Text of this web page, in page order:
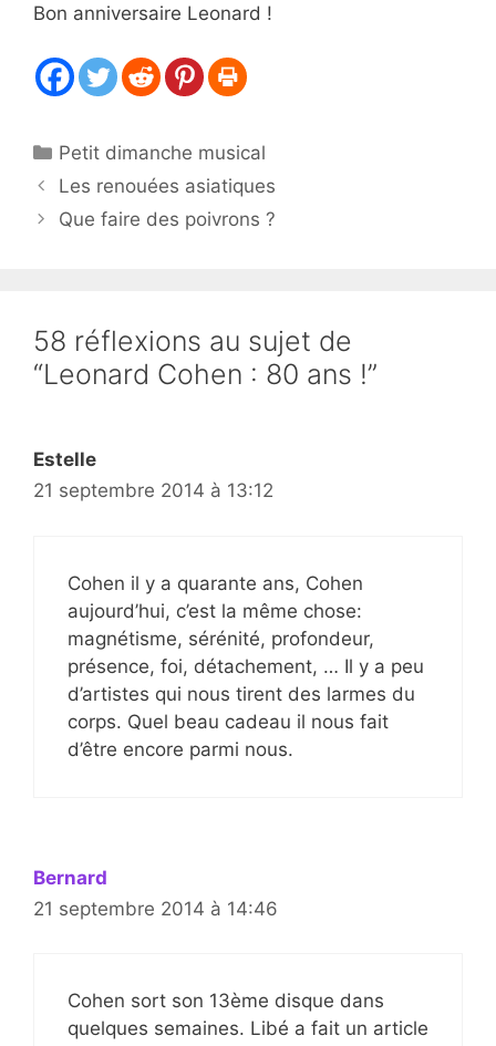
Bon anniversaire Leonard !
Catégories
Petit dimanche musical
Les renouées asiatiques
Que faire des poivrons ?
58 réflexions au sujet de
“Leonard Cohen : 80 ans !”
Estelle
21 septembre 2014 à 13:12
Cohen il y a quarante ans, Cohen
aujourd’hui, c’est la même chose:
magnétisme, sérénité, profondeur,
présence, foi, détachement, … Il y a peu
d’artistes qui nous tirent des larmes du
corps. Quel beau cadeau il nous fait
d’être encore parmi nous.
Bernard
21 septembre 2014 à 14:46
Cohen sort son 13ème disque dans
quelques semaines. Libé a fait un article